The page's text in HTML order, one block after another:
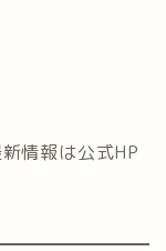
情報は公式HP